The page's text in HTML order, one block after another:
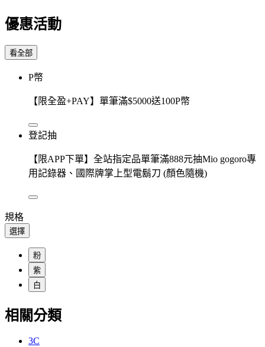
優惠活動
看全部
P幣
【限全盈+PAY】單筆滿$5000送100P幣
登記抽
【限APP下單】全站指定品單筆滿888元抽Mio gogoro專
用記錄器、國際牌掌上型電鬍刀 (顏色隨機)
規格
選擇
粉
紫
白
相關分類
3C